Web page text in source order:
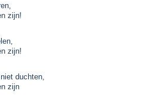
zijn!
zijn!
duchten,
zijn